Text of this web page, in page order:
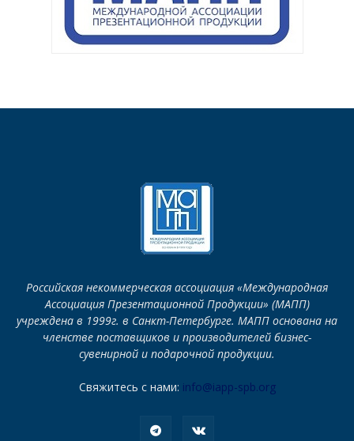
Российская некоммерческая ассоциация «Международная
Ассоциация Презентационной Продукции» (МАПП)
учреждена в 1999г. в Санкт-Петербурге. МАПП основана на
членстве поставщиков и производителей бизнес-
сувенирной и подарочной продукции.
Свяжитесь с нами: info@iapp-spb.org